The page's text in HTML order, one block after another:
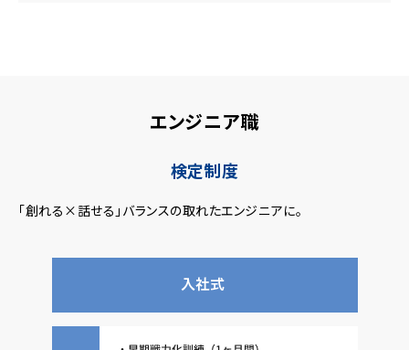
エンジニア職
検定制度
「創れる×話せる」バランスの取れたエンジニアに。